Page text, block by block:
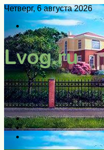
Четверг, 6 августа 2026
Войти
Switch
skin
Меню
Искать
Switch
skin